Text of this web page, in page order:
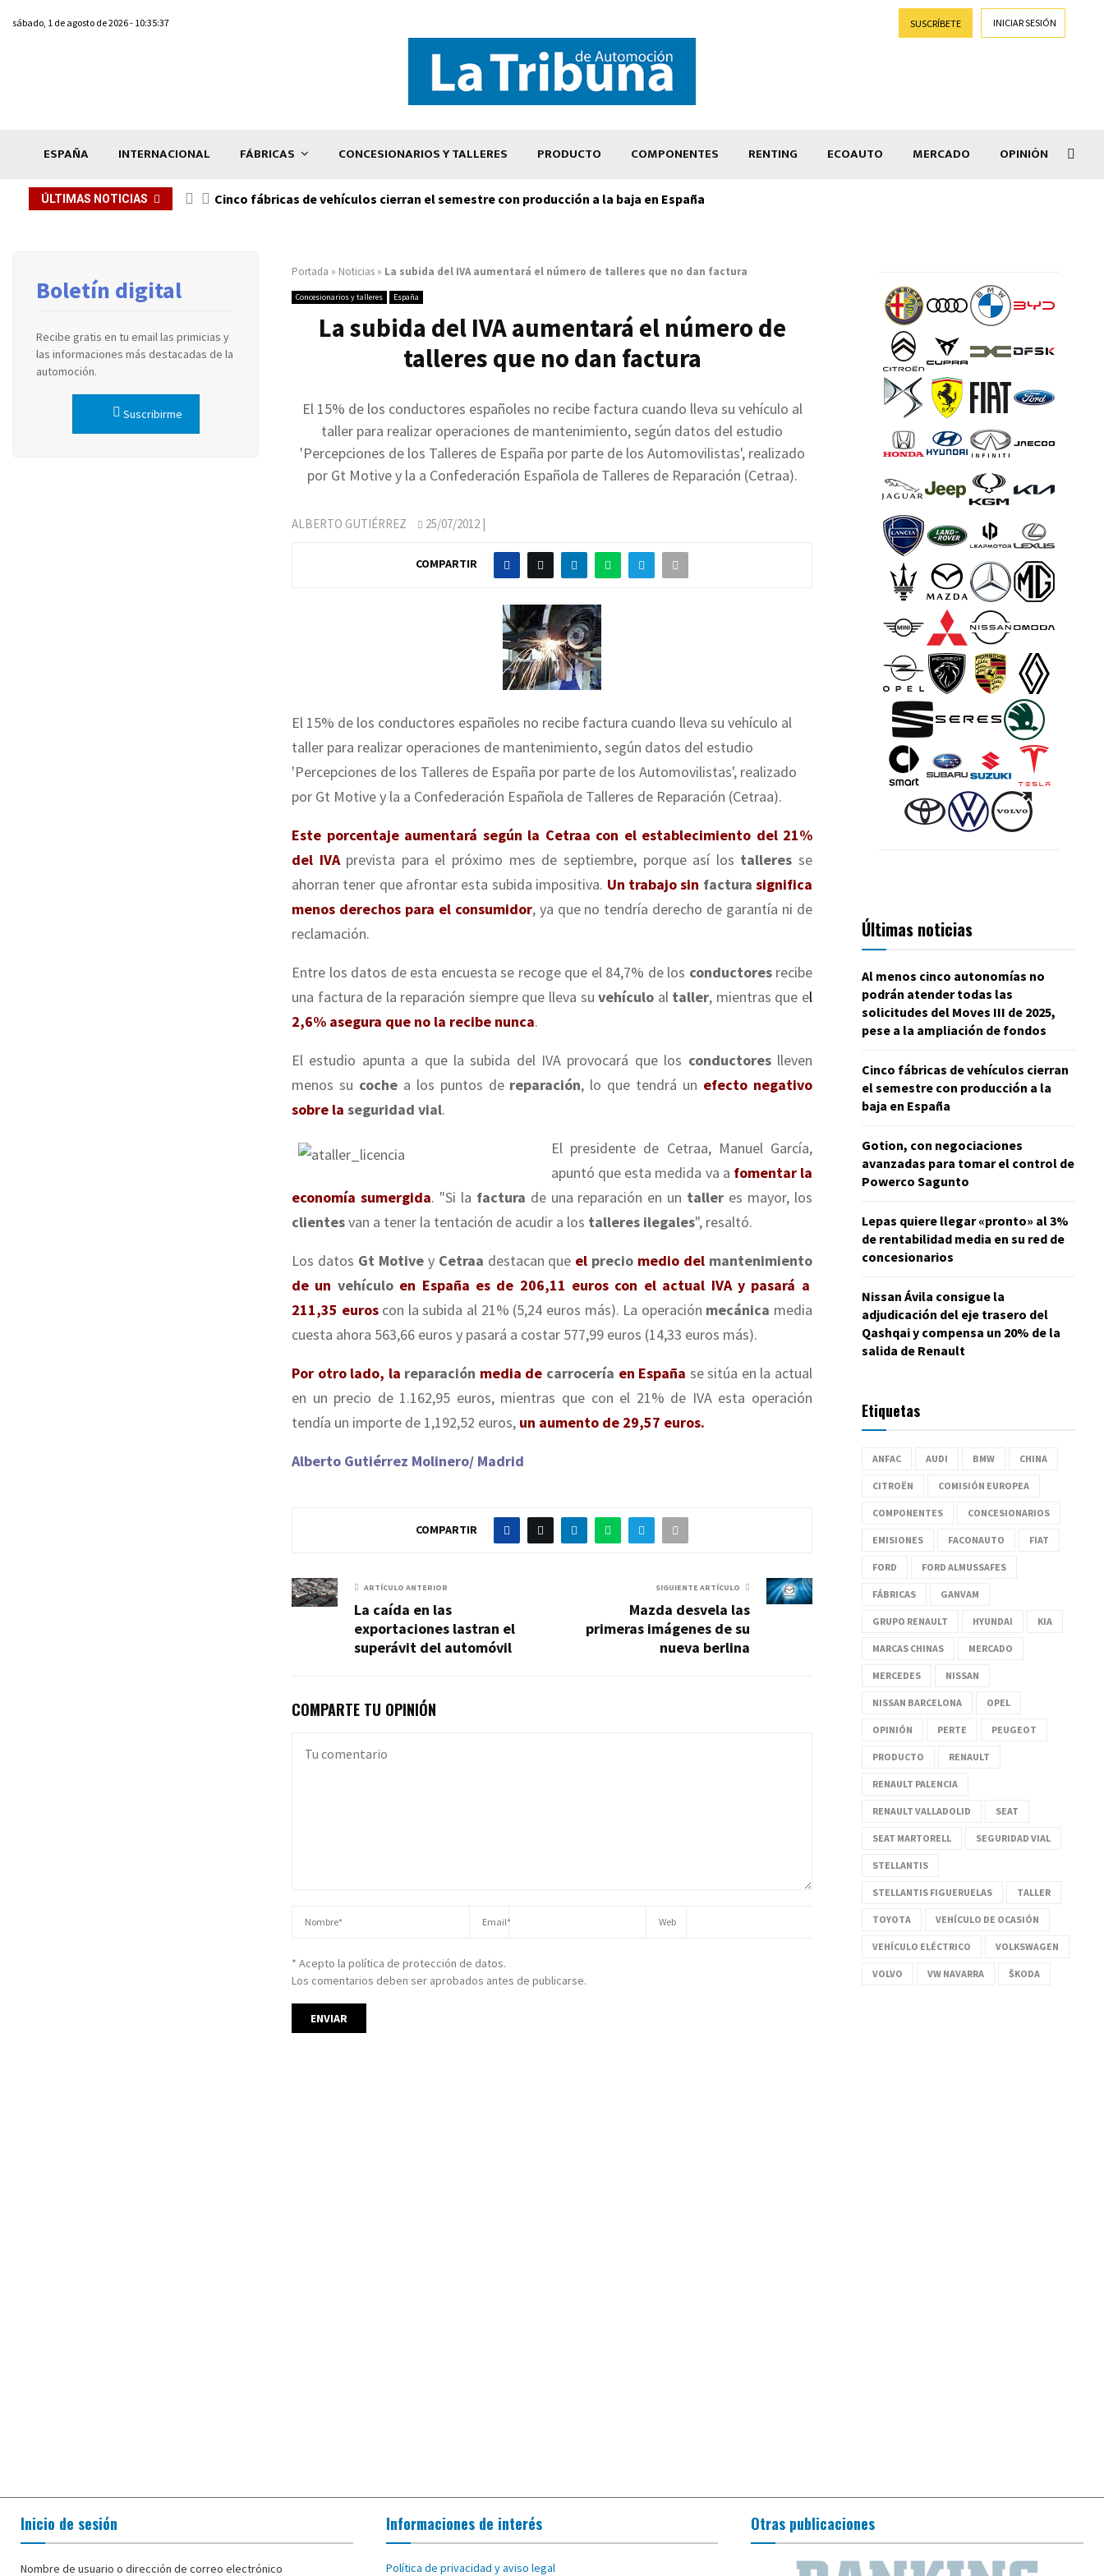
sábado, 1 de agosto de 2026 - 10:35:37 SUSCRÍBETE INICIAR SESIÓN
ESPAÑA INTERNACIONAL FÁBRICAS CONCESIONARIOS Y TALLERES PRODUCTO COMPONENTES RENTING ECOAUTO MERCADO OPINIÓN
ÚLTIMAS NOTICIAS Cinco fábricas de vehículos cierran el semestre con producción a la baja en España
Portada » Noticias » La subida del IVA aumentará el número de talleres que no dan factura
Concesionarios y talleres España
La subida del IVA aumentará el número de
talleres que no dan factura
El 15% de los conductores españoles no recibe factura cuando lleva su vehículo al
taller para realizar operaciones de mantenimiento, según datos del estudio
'Percepciones de los Talleres de España por parte de los Automovilistas', realizado
por Gt Motive y la a Confederación Española de Talleres de Reparación (Cetraa).
ALBERTO GUTIÉRREZ 25/07/2012 |
COMPARTIR
El 15% de los conductores españoles no recibe factura cuando lleva su vehículo al
taller para realizar operaciones de mantenimiento, según datos del estudio
'Percepciones de los Talleres de España por parte de los Automovilistas', realizado
por Gt Motive y la a Confederación Española de Talleres de Reparación (Cetraa).
Este porcentaje aumentará según la Cetraa con el establecimiento del 21%
del IVA prevista para el próximo mes de septiembre, porque así los talleres se
ahorran tener que afrontar esta subida impositiva. Un trabajo sin factura significa
menos derechos para el consumidor, ya que no tendría derecho de garantía ni de
reclamación.
Entre los datos de esta encuesta se recoge que el 84,7% de los conductoresrecibe
una factura de la reparación siempre que lleva suvehículo altaller, mientras que el
2,6% asegura que no la recibe nunca.
El estudio apunta a que la subida del IVA provocará que los conductores lleven
menos su cochea los puntos de reparación, lo que tendrá un efecto negativo
sobre la seguridad vial.
El presidente de Cetraa, Manuel García,
apuntó que esta medida va a fomentar la
economía sumergida. "Si la factura de una reparación en un taller es mayor, los
clientesvan a tener la tentación de acudir a los talleres ilegales", resaltó.
Los datos Gt Motivey Cetraa destacan que el precio medio del mantenimiento
de un vehículoen España es de 206,11 euros con el actual IVA y pasará a
211,35 euros con la subida al 21% (5,24 euros más). La operación mecánica media
cuesta ahora 563,66 euros y pasará a costar 577,99 euros (14,33 euros más).
Por otro lado, la reparación media de carrocería en España se sitúa en la actual
en un precio de 1.162,95 euros, mientras que con el 21% de IVA esta operación
tendía un importe de 1,192,52 euros, un aumento de 29,57 euros.
Alberto Gutiérrez Molinero/ Madrid
COMPARTIR
ARTÍCULO ANTERIOR
La caída en las
exportaciones lastran el
superávit del automóvil
SIGUIENTE ARTÍCULO
Mazda desvela las
primeras imágenes de su
nueva berlina
COMPARTE TU OPINIÓN
* Acepto la política de protección de datos.
Los comentarios deben ser aprobados antes de publicarse.
Boletín digital
Recibe gratis en tu email las primicias y
las informaciones más destacadas de la
automoción.
Suscribirme
Últimas noticias
Al menos cinco autonomías no
podrán atender todas las
solicitudes del Moves III de 2025,
pese a la ampliación de fondos
Cinco fábricas de vehículos cierran
el semestre con producción a la
baja en España
Gotion, con negociaciones
avanzadas para tomar el control de
Powerco Sagunto
Lepas quiere llegar «pronto» al 3%
de rentabilidad media en su red de
concesionarios
Nissan Ávila consigue la
adjudicación del eje trasero del
Qashqai y compensa un 20% de la
salida de Renault
Etiquetas
ANFAC AUDI BMW CHINA
CITROËN COMISIÓN EUROPEA
COMPONENTES CONCESIONARIOS
EMISIONES FACONAUTO FIAT
FORD FORD ALMUSSAFES
FÁBRICAS GANVAM
GRUPO RENAULT HYUNDAI KIA
MARCAS CHINAS MERCADO
MERCEDES NISSAN
NISSAN BARCELONA OPEL
OPINIÓN PERTE PEUGEOT
PRODUCTO RENAULT
RENAULT PALENCIA
RENAULT VALLADOLID SEAT
SEAT MARTORELL SEGURIDAD VIAL
STELLANTIS
STELLANTIS FIGUERUELAS TALLER
TOYOTA VEHÍCULO DE OCASIÓN
VEHÍCULO ELÉCTRICO VOLKSWAGEN
VOLVO VW NAVARRA ŠKODA
Inicio de sesión
Nombre de usuario o dirección de correo electrónico
Informaciones de interés
Política de privacidad y aviso legal
Otras publicaciones